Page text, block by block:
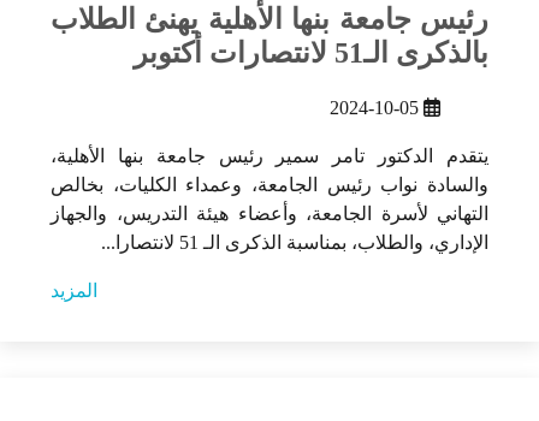
رئيس جامعة بنها الأهلية يهنئ الطلاب
بالذكرى الـ51 لانتصارات أكتوبر
2024-10-05
يتقدم الدكتور تامر سمير رئيس جامعة بنها الأهلية،
والسادة نواب رئيس الجامعة، وعمداء الكليات، بخالص
التهاني لأسرة الجامعة، وأعضاء هيئة التدريس، والجهاز
الإداري، والطلاب، بمناسبة الذكرى الـ 51 لانتصارا...
المزيد